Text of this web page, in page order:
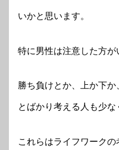
いかと思います。
特に男性は注意した方が
勝ち負けとか、上か下
とばかり考える人も少な
これらはライフワークの